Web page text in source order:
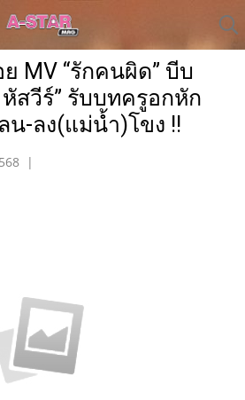
MV “รักคนผิด” บีบ
หัสวีร์” รับบทครูอกหัก
-ลง(แม่น้ำ)โขง !!
|